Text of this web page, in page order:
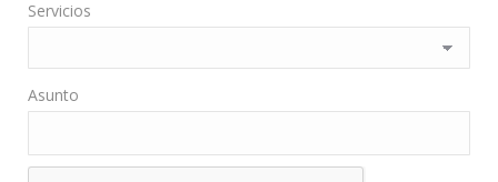
Servicios
Asunto